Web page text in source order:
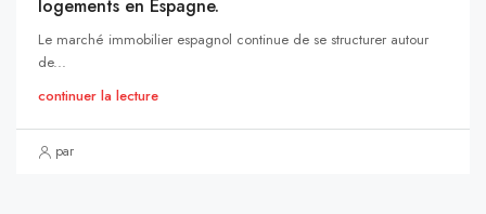
logements en Espagne.
Le marché immobilier espagnol continue de se structurer autour
de...
continuer la lecture
par